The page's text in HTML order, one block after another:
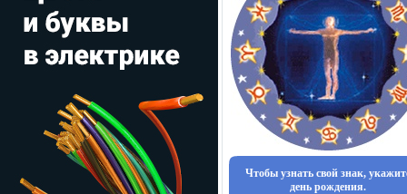
Чтобы узнать свой знак,
день рождения.